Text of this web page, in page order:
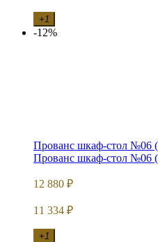
+1
-12%
Прованс шкаф-стол №06
Прованс шкаф-стол №06
12 880 ₽
11 334 ₽
+1